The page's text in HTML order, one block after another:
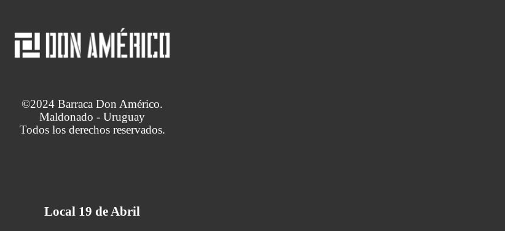
©2024 Barraca Don Américo.
Maldonado - Uruguay
Todos los derechos reservados.
Local 19 de Abril